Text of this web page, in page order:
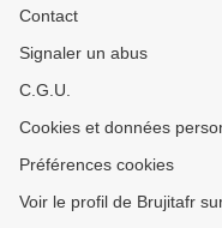
Contact
Signaler un abus
C.G.U.
Cookies et données
Préférences cookies
Voir le profil de Brujitafr